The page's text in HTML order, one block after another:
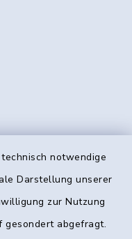
notwendige
Darstellung unserer
zur Nutzung
gesondert abgefragt.